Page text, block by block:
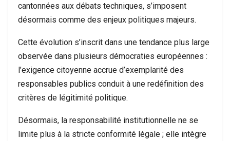
cantonnées aux débats techniques, s’imposent
désormais comme des enjeux politiques majeurs.
Cette évolution s’inscrit dans une tendance plus large
observée dans plusieurs démocraties européennes :
l’exigence citoyenne accrue d’exemplarité des
responsables publics conduit à une redéfinition des
critères de légitimité politique.
Désormais, la responsabilité institutionnelle ne se
limite plus à la stricte conformité légale ; elle intègre